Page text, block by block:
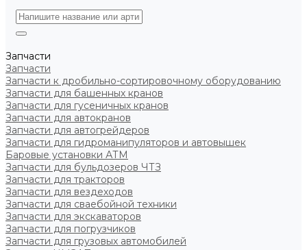
Запчасти
Запчасти
Запчасти к дробильно-сортировочному оборудованию
Запчасти для башенных кранов
Запчасти для гусеничных кранов
Запчасти для автокранов
Запчасти для автогрейдеров
Запчасти для гидроманипуляторов и автовышек
Баровые установки АТМ
Запчасти для бульдозеров ЧТЗ
Запчасти для тракторов
Запчасти для вездеходов
Запчасти для сваебойной техники
Запчасти для экскаваторов
Запчасти для погрузчиков
Запчасти для грузовых автомобилей